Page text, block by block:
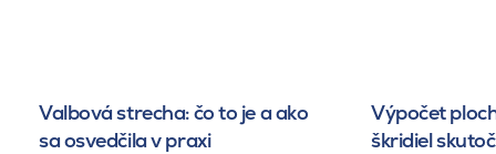
Valbová strecha: čo to je a ako
sa osvedčila v praxi
Výpočet
škridiel